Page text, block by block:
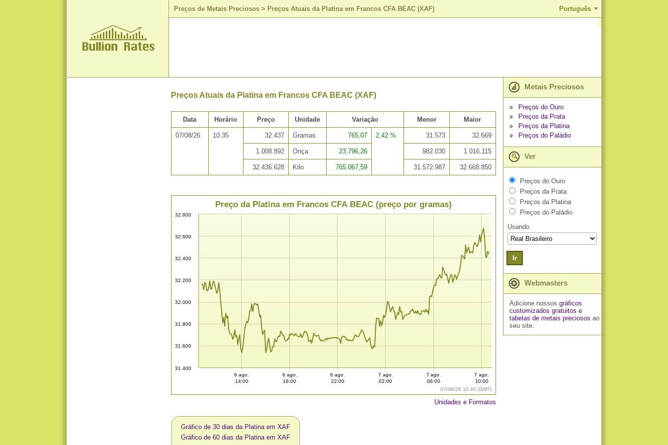
Preços de Metais Preciosos > Preços Atuais da Platina em Francos CFA BEAC (XAF) Português
Preços Atuais da Platina em Francos CFA BEAC (XAF)
Data Horário Preço Unidade Variação Menor Maior
07/08/26 10:35 32.437 Gramas 765,07 2,42 % 31.573 32.669
1.008.892 Onça 23.796,26 982.030 1.016.115
32.436.628 Kilo 765.067,59 31.572.987 32.668.850
07/08/26 10:40 (GMT)
Preço da Platina em Francos CFA BEAC (preço por gramas)
31.400
31.600
31.800
32.000
32.200
32.400
32.600
32.800
6 ago.
14:00
6 ago.
18:00
6 ago.
22:00
7 ago.
02:00
7 ago.
06:00
7 ago.
10:00
Unidades e Formatos
Gráfico de 30 dias da Platina em XAF
Gráfico de 60 dias da Platina em XAF
Metais Preciosos
Preços do Ouro
Preços da Prata
Preços da Platina
Preços do Paládio
Ver
Preços do Ouro
Preços da Prata
Preços da Platina
Preços do Paládio
Usando
Ir
Webmasters
Adicione nossos gráficos
customizados gratuitos e
tabelas de metais preciosos ao
seu site.